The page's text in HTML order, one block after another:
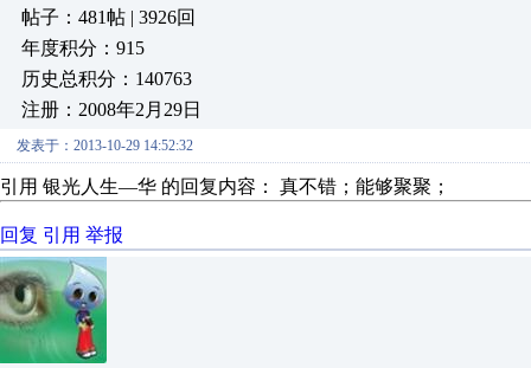
帖子：481帖 | 3926回
年度积分：915
历史总积分：140763
注册：2008年2月29日
发表于：2013-10-29 14:52:32
引用 银光人生—华 的回复内容： 真不错；能够聚聚；
回复 引用 举报